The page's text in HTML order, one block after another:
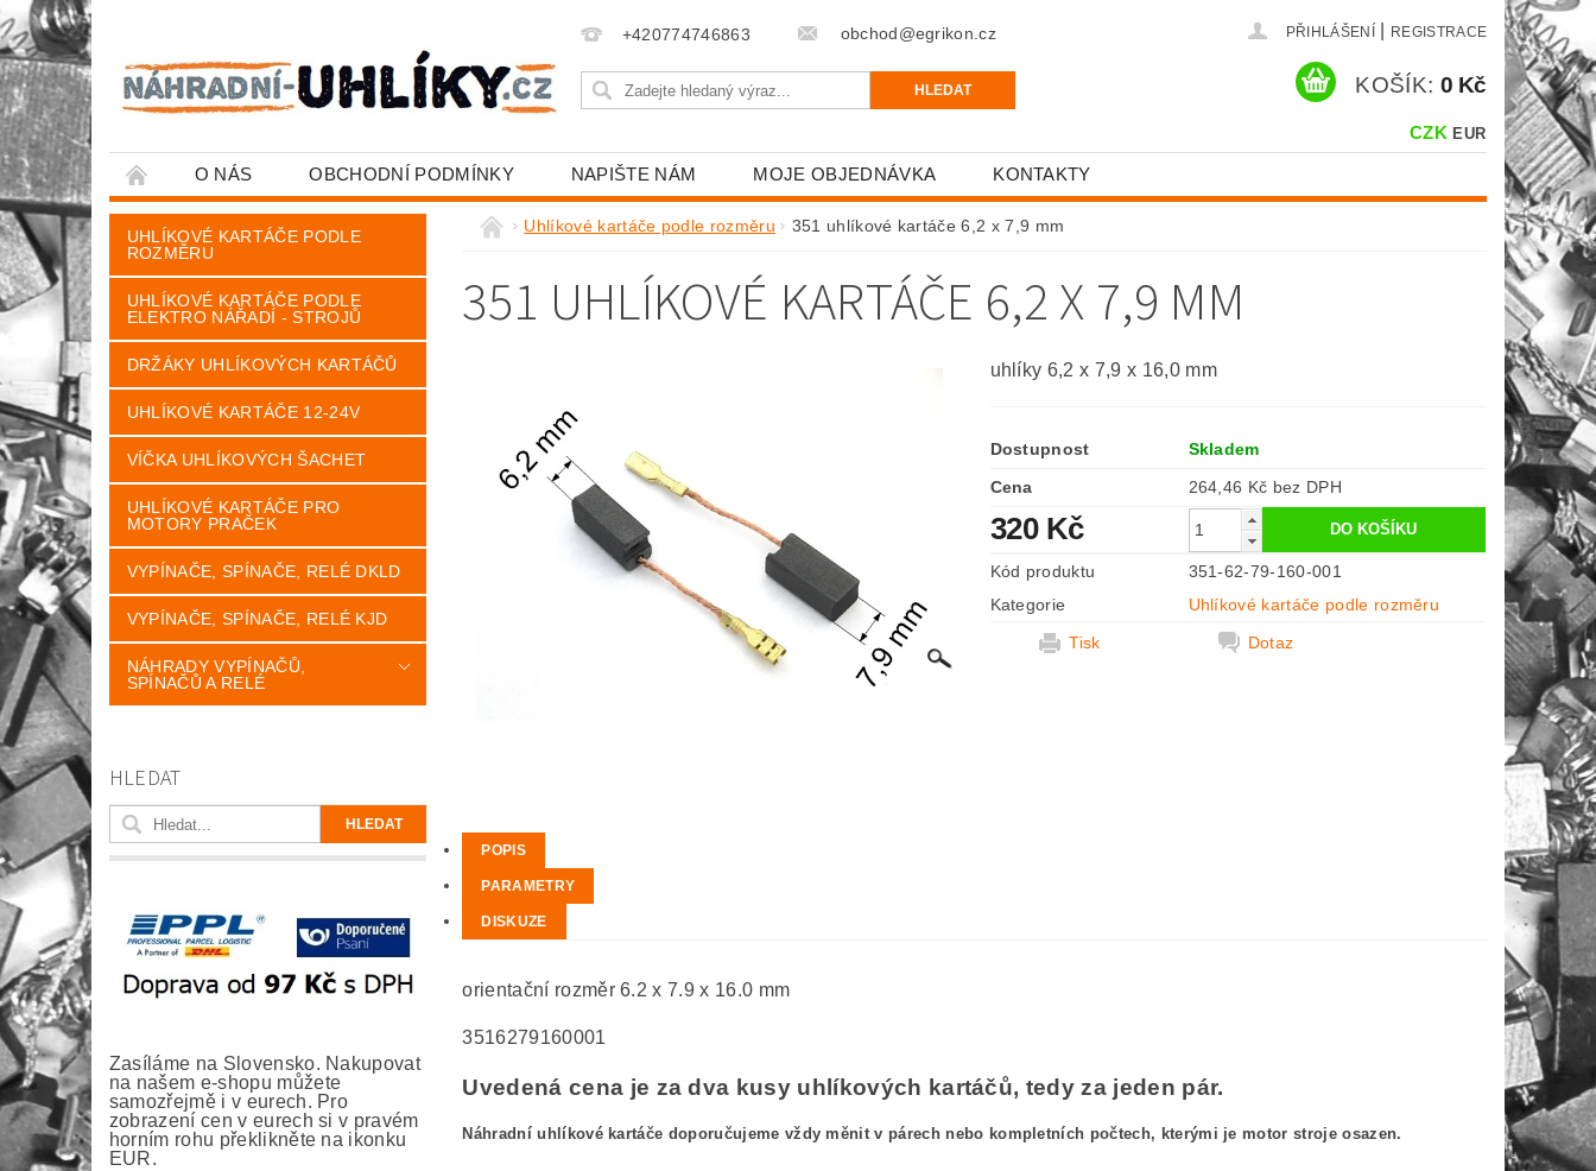
+420774746863 obchod@egrikon.cz PŘIHLÁŠENÍ REGISTRACE
CZK EUR
KOŠÍK: 0 Kč
O NÁS OBCHODNÍ PODMÍNKY NAPIŠTE NÁM MOJE OBJEDNÁVKA KONTAKTY
UHLÍKOVÉ KARTÁČE PODLE
ROZMĚRU
UHLÍKOVÉ KARTÁČE PODLE
ELEKTRO NÁŘADÍ - STROJŮ
DRŽÁKY UHLÍKOVÝCH KARTÁČŮ
UHLÍKOVÉ KARTÁČE 12-24V
VÍČKA UHLÍKOVÝCH ŠACHET
UHLÍKOVÉ KARTÁČE PRO
MOTORY PRAČEK
VYPÍNAČE, SPÍNAČE, RELÉ DKLD
VYPÍNAČE, SPÍNAČE, RELÉ KJD
NÁHRADY VYPÍNAČŮ,
SPÍNAČŮ A RELÉ
HLEDAT
Zasíláme na Slovensko. Nakupovat
na našem e-shopu můžete
samozřejmě i v eurech. Pro
zobrazení cen v eurech si v pravém
horním rohu překlikněte na ikonku
EUR.
Uhlíkové kartáče podle rozměru 351 uhlíkové kartáče 6,2 x 7,9 mm
351 UHLÍKOVÉ KARTÁČE 6,2 X 7,9 MM
uhlíky 6,2 x 7,9 x 16,0 mm
Dostupnost
Skladem
Cena
264,46 Kč bez DPH
320 Kč
Kód produktu
351-62-79-160-001
Kategorie
Uhlíkové kartáče podle rozměru
Tisk
Dotaz
POPIS
PARAMETRY
DISKUZE
orientační rozměr 6.2 x 7.9 x 16.0 mm
3516279160001
Uvedená cena je za dva kusy uhlíkových kartáčů, tedy za jeden pár.
Náhradní uhlíkové kartáče doporučujeme vždy měnit v párech nebo kompletních počtech, kterými je motor stroje osazen.